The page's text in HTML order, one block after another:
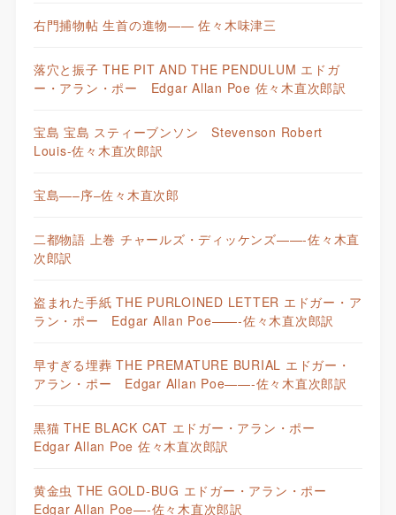
右門捕物帖 生首の進物—— 佐々木味津三
落穴と振子 THE PIT AND THE PENDULUM エドガ
ー・アラン・ポー Edgar Allan Poe 佐々木直次郎訳
宝島 宝島 スティーブンソン Stevenson Robert
Louis-佐々木直次郎訳
宝島—–序–佐々木直次郎
二都物語 上巻 チャールズ・ディッケンズ——-佐々木直
次郎訳
盗まれた手紙 THE PURLOINED LETTER エドガー・ア
ラン・ポー Edgar Allan Poe——-佐々木直次郎訳
早すぎる埋葬 THE PREMATURE BURIAL エドガー・
アラン・ポー Edgar Allan Poe——-佐々木直次郎訳
黒猫 THE BLACK CAT エドガー・アラン・ポー
Edgar Allan Poe 佐々木直次郎訳
黄金虫 THE GOLD-BUG エドガー・アラン・ポー
Edgar Allan Poe—-佐々木直次郎訳